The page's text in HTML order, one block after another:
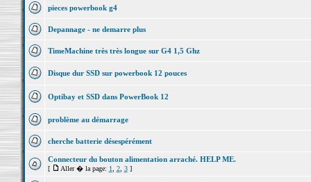
pieces powerbook g4
Depannage - ne demarre plus
TimeMachine très très longue sur G4 1,5 Ghz
Disque dur SSD sur powerbook 12 pouces
Optibay et SSD dans PowerBook 12
problème au démarrage
cherche batterie désespérément
Connecteur du bouton alimentation arraché. HELP ME.
[ Aller � la page: 1 2, 3]